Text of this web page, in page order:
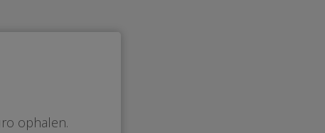
ophalen.